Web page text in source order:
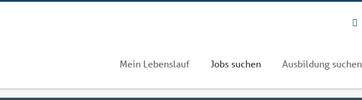
Mein Lebenslauf Jobs suchen Ausbildung suchen